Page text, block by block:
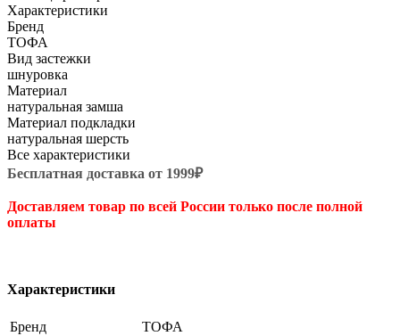
Характеристики
Бренд
ТОФА
Вид застежки
шнуровка
Материал
натуральная замша
Материал подкладки
натуральная шерсть
Все характеристики
Бесплатная доставка от 1999₽
Доставляем товар по всей России только после полной
оплаты
Характеристики
Бренд
ТОФА